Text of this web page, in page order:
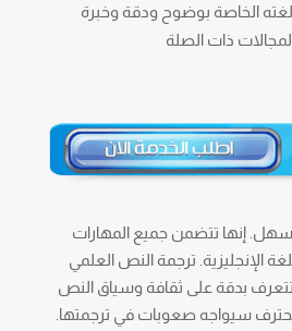
الخاصة بوضوح ودقة وخبرة
ذات الصلة
إنها تتضمن جميع المهارات
الإنجليزية. ترجمة النص العلمي
بدقة على ثقافة وسياق النص
سيواجه صعوبات في ترجمتها.